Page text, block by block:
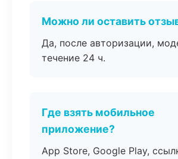
Можно ли оставить
Да, после авторизации,
течение 24 ч.
Где взять мобильное
приложение?
App Store, Google Play,